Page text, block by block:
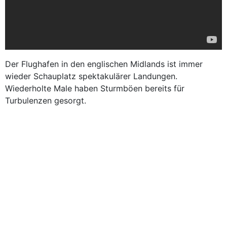
Der Flughafen in den englischen Midlands ist immer
wieder Schauplatz spektakulärer Landungen.
Wiederholte Male haben Sturmböen bereits für
Turbulenzen gesorgt.